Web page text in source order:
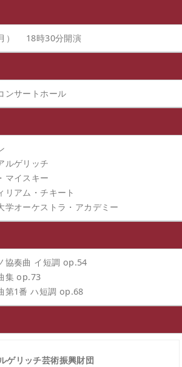
） 18時30分開演
ンサートホール
ルゲリッチ
マイスキー
リアム・チキート
学オーケストラ・アカデミー
協奏曲 イ短調 op.54
集 op.73
第1番 ハ短調 op.68
ゲリッチ芸術振興財団